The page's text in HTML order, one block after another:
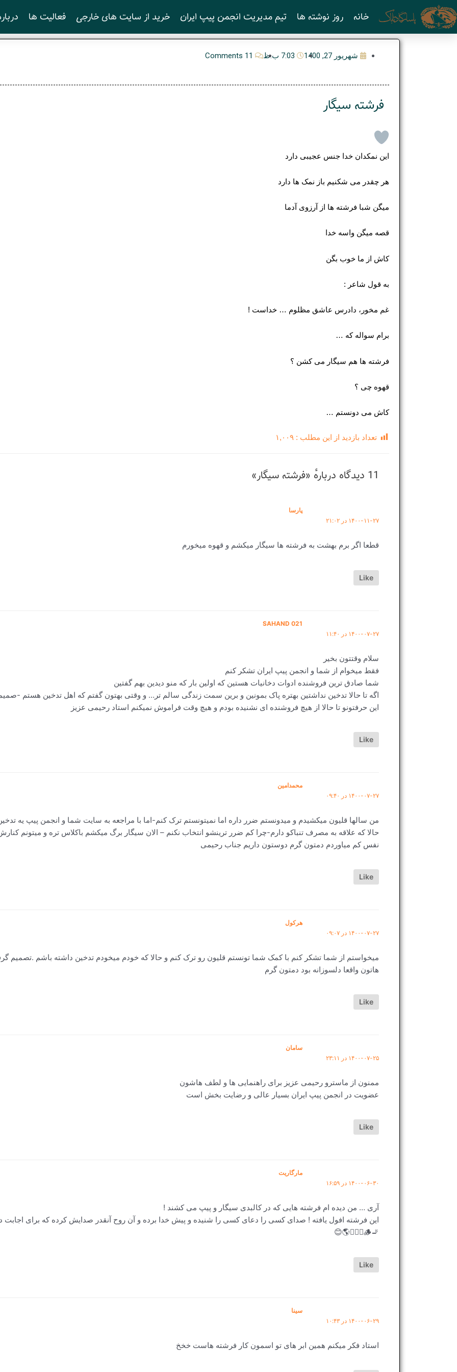
پرش
به
محتوا
خانه روز نوشته ها تیم مدیریت انجمن پیپ ایران خرید از سایت های خارجی فعالیت ها
شهریور 27, 1400 7:03 ب.ظ 11 Comments
فرشته سیگار
این نمکدان خدا جنس عجیبی دارد
هر چقدر می شکنیم باز نمک ها دارد
میگن شبا فرشته ها از آرزوی آدما
قصه میگن واسه خدا
کاش از ما خوب بگن
به قول شاعر :
غم مخور، دادرس عاشق مظلوم‌ … خداست !
برام سواله که …
فرشته ها هم سیگار می کشن ؟
قهوه چی ؟
کاش می دونستم …
تعداد بازدید از این مطلب : ۱,۰۰۹
11 دیدگاه دربارهٔ «فرشته سیگار»
پارسا
۱۴۰۰-۱۱-۲۷ در ۲۱:۰۲
قطعا اگر برم بهشت به فرشته ها سیگار میکشم و قهوه میخورم
Like
SAHAND 021
۱۴۰۰-۰۷-۲۷ در ۱۱:۴۰
سلام وقتتون بخیر
فقط میخوام از شما و انجمن پیپ ایران تشکر کنم
شما صادق ترین فروشنده ادوات دخانیات هستین که اولین بار که منو دیدین بهم گفتین
اگه تا حالا تدخین نداشتین بهتره پاک بمونین و برین سمت زندگی سالم تر… و وقتی بهتون گفتم که اهل تدخین هستم -
این حرفتونو تا حالا از هیچ فروشنده ای نشنیده بودم و هیچ وقت فراموش نمیکنم استاد رحیمی عزیز
Like
محمدامین
۱۴۰۰-۰۷-۲۷ در ۰۹:۴۰
من سالها قلیون میکشیدم و میدونستم ضرر داره اما نمیتونستم ترک کنم-اما با مراجعه به سایت شما و انجمن پیپ یه
حالا که علاقه به مصرف تنباکو دارم-چرا کم ضرر ترینشو انتخاب نکنم – الان سیگار برگ میکشم باکلاس تره و میتونم
نفس کم میاوردم دمتون گرم دوستون داریم جناب رحیمی
Like
هرکول
۱۴۰۰-۰۷-۲۷ در ۰۹:۰۷
میخواستم از شما تشکر کنم با کمک شما تونستم قلیون رو ترک کنم و حالا که خودم میخودم تدخین داشته باشم .تصمیم
هاتون واقعا دلسوزانه بود دمتون گرم
Like
سامان
۱۴۰۰-۰۷-۲۵ در ۲۳:۱۱
ممنون از ماسترو رحیمی عزیز برای راهنمایی ها و لطف هاشون
عضویت در انجمن پیپ ایران بسیار عالی و رضایت بخش است
Like
مارگاریت
۱۴۰۰-۰۶-۳۰ در ۱۶:۵۹
آری … من دیده ام فرشته هایی که در کالبدی سیگار و پیپ می کشند !
این فرشته افول یافته ! صدای کسی را دعای کسی را شنیده و پیش خدا برده و آن روح آنقدر صدایش کرده که برای اجابت
🚬🪵🧚🏻‍♂️🌎😊
Like
سینا
۱۴۰۰-۰۶-۲۹ در ۱۰:۴۳
استاد فکر میکنم همین ابر های تو اسمون کار فرشته هاست خخخ